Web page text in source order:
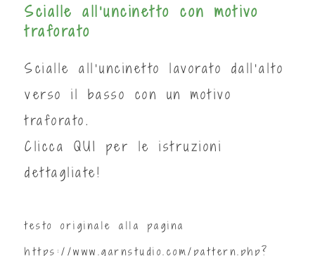
Scialle all'uncinetto con motivo
traforato
Scialle all’uncinetto lavorato dall’alto
verso il basso con un motivo
traforato.
Clicca QUI
per le istruzioni
dettagliate!
testo originale alla pagina
https://www.garnstudio.com/pattern.php?